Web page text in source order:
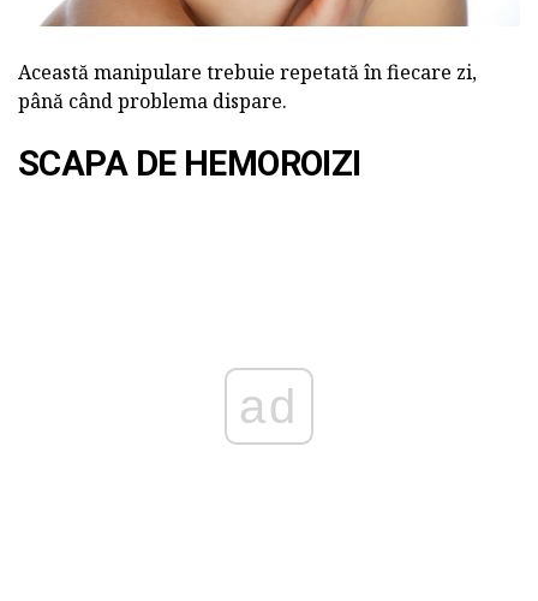
Această manipulare trebuie repetată în fiecare zi,
până când problema dispare.
SCAPA DE HEMOROIZI
ad